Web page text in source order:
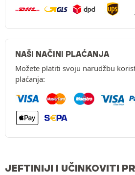
NAŠI NAČINI PLAĆANJA
Možete platiti svoju narudžbu
plaćanja:
JEFTINIJI I UČINKOVITI